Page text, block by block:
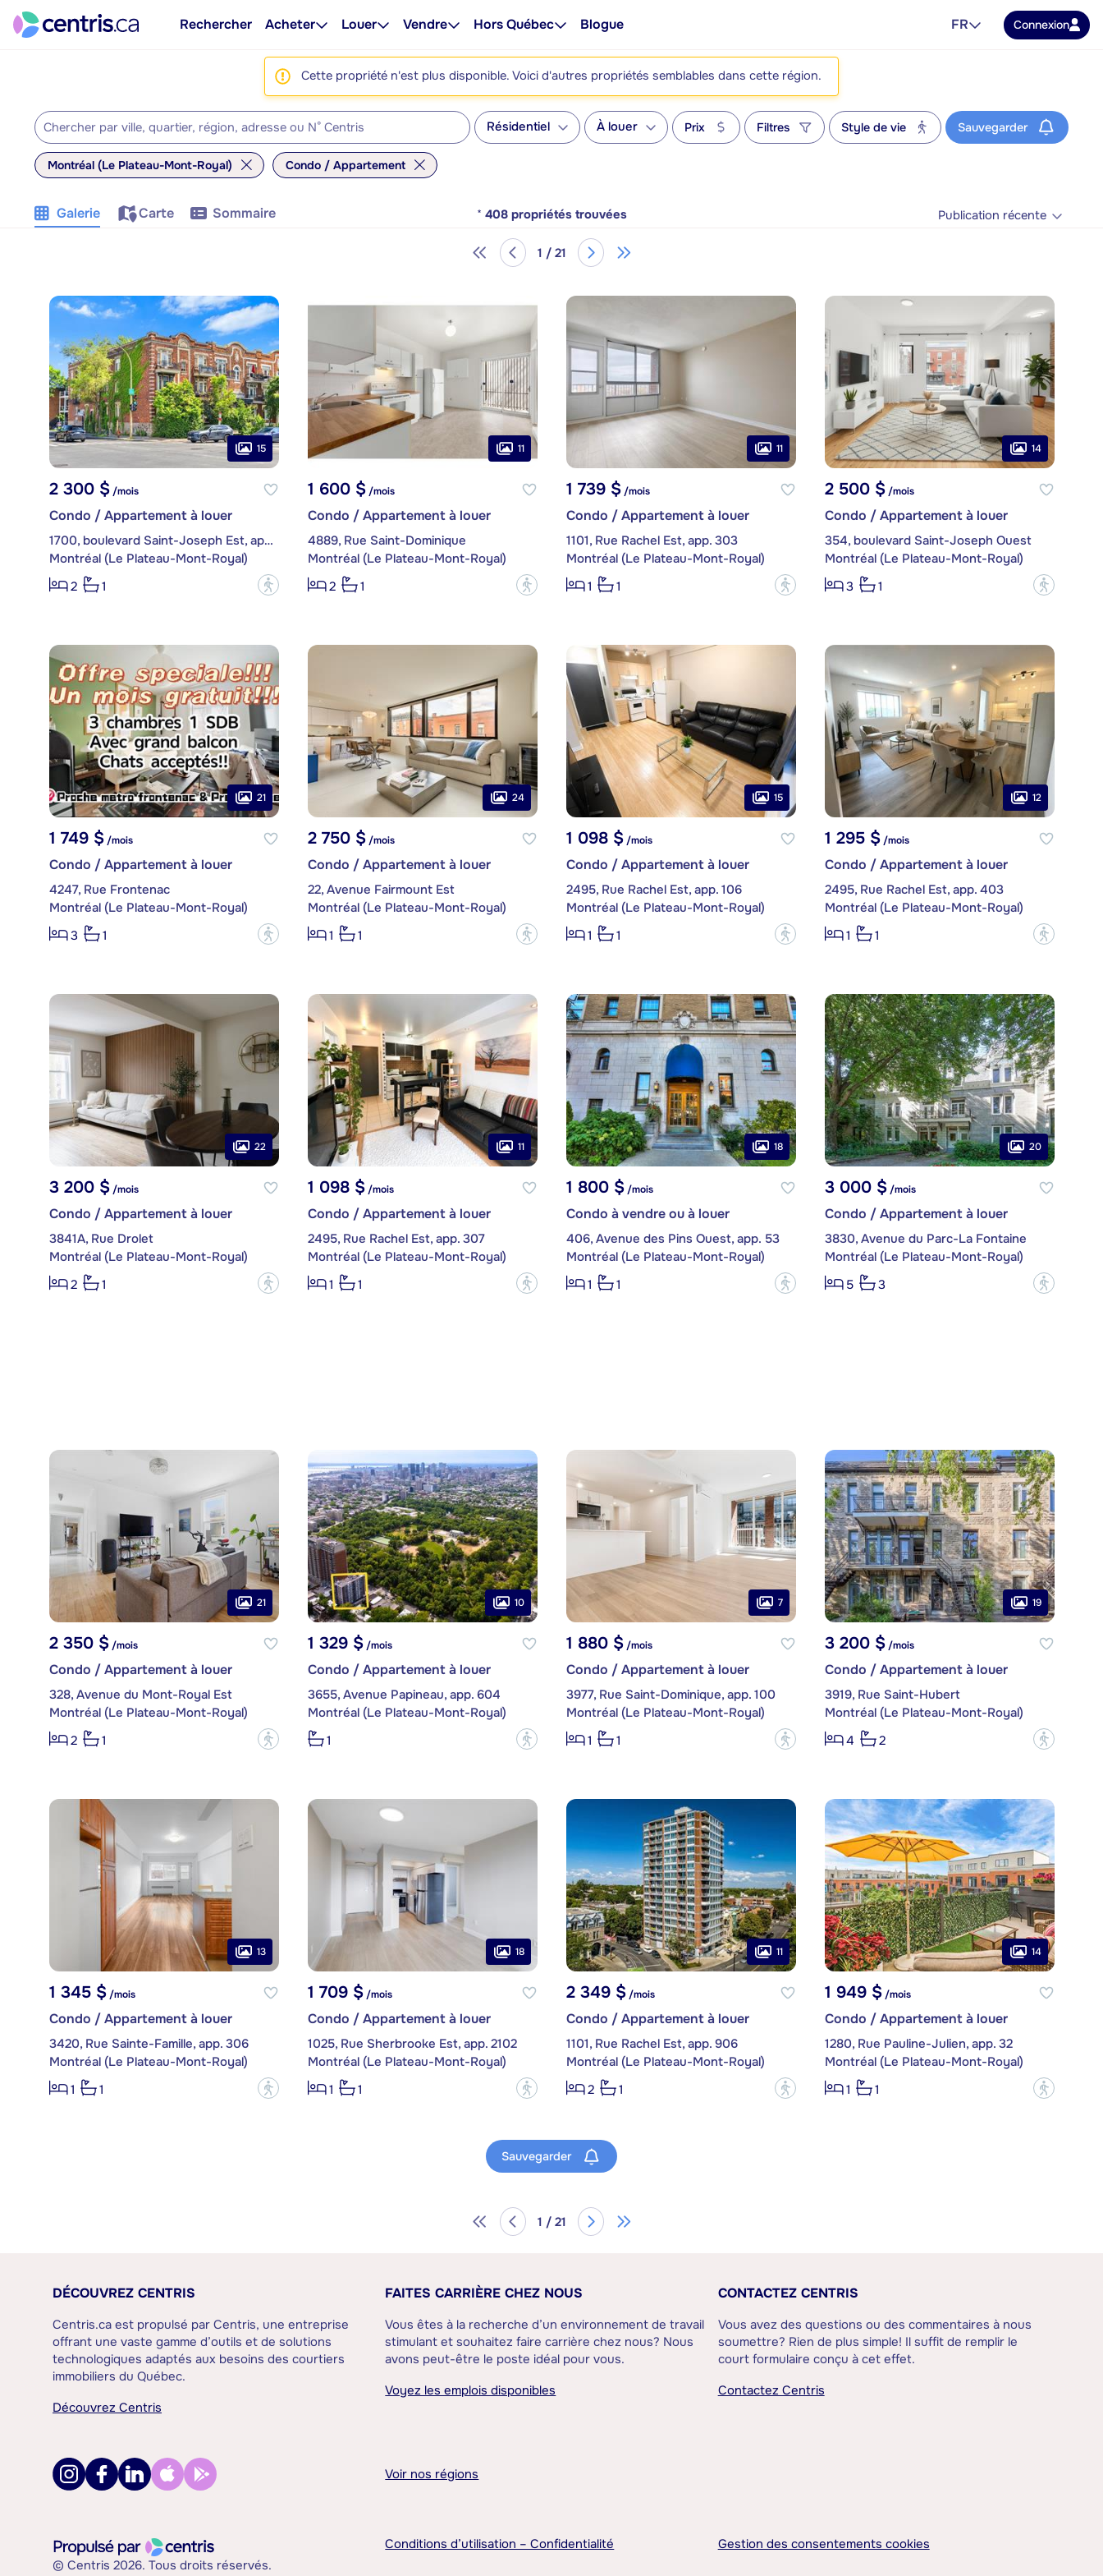
Rechercher Acheter Louer Vendre Hors Québec Blogue FR Connexion
Cette propriété n'est plus disponible. Voici d'autres propriétés semblables dans cette région.
Résidentiel À louer Prix Filtres Style de vie Sauvegarder
Montréal (Le Plateau-Mont-Royal) Condo / Appartement
Galerie Carte Sommaire * 408 propriétés trouvées Publication récente
1 / 21
15
2 300 $/mois
Condo / Appartement à louer
1700, boulevard Saint-Joseph Est, app. 1
Montréal (Le Plateau-Mont-Royal)
2
1 ?
11
1 600 $/mois
Condo / Appartement à louer
4889, Rue Saint-Dominique
Montréal (Le Plateau-Mont-Royal)
2
1 ?
11
1 739 $/mois
Condo / Appartement à louer
1101, Rue Rachel Est, app. 303
Montréal (Le Plateau-Mont-Royal)
1
1 ?
14
2 500 $/mois
Condo / Appartement à louer
354, boulevard Saint-Joseph Ouest
Montréal (Le Plateau-Mont-Royal)
3
1 ?
21
1 749 $/mois
Condo / Appartement à louer
4247, Rue Frontenac
Montréal (Le Plateau-Mont-Royal)
3
1 ?
24
2 750 $/mois
Condo / Appartement à louer
22, Avenue Fairmount Est
Montréal (Le Plateau-Mont-Royal)
1
1 ?
15
1 098 $/mois
Condo / Appartement à louer
2495, Rue Rachel Est, app. 106
Montréal (Le Plateau-Mont-Royal)
1
1 ?
12
1 295 $/mois
Condo / Appartement à louer
2495, Rue Rachel Est, app. 403
Montréal (Le Plateau-Mont-Royal)
1
1 ?
22
3 200 $/mois
Condo / Appartement à louer
3841A, Rue Drolet
Montréal (Le Plateau-Mont-Royal)
2
1 ?
11
1 098 $/mois
Condo / Appartement à louer
2495, Rue Rachel Est, app. 307
Montréal (Le Plateau-Mont-Royal)
1
1 ?
18
1 800 $/mois
Condo à vendre ou à louer
406, Avenue des Pins Ouest, app. 53
Montréal (Le Plateau-Mont-Royal)
1
1 ?
20
3 000 $/mois
Condo / Appartement à louer
3830, Avenue du Parc-La Fontaine
Montréal (Le Plateau-Mont-Royal)
5
3 ?
21
2 350 $/mois
Condo / Appartement à louer
328, Avenue du Mont-Royal Est
Montréal (Le Plateau-Mont-Royal)
2
1 ?
10
1 329 $/mois
Condo / Appartement à louer
3655, Avenue Papineau, app. 604
Montréal (Le Plateau-Mont-Royal)
1
?
7
1 880 $/mois
Condo / Appartement à louer
3977, Rue Saint-Dominique, app. 100
Montréal (Le Plateau-Mont-Royal)
1
1 ?
19
3 200 $/mois
Condo / Appartement à louer
3919, Rue Saint-Hubert
Montréal (Le Plateau-Mont-Royal)
4
2 ?
13
1 345 $/mois
Condo / Appartement à louer
3420, Rue Sainte-Famille, app. 306
Montréal (Le Plateau-Mont-Royal)
1
1 ?
18
1 709 $/mois
Condo / Appartement à louer
1025, Rue Sherbrooke Est, app. 2102
Montréal (Le Plateau-Mont-Royal)
1
1 ?
11
2 349 $/mois
Condo / Appartement à louer
1101, Rue Rachel Est, app. 906
Montréal (Le Plateau-Mont-Royal)
2
1 ?
14
1 949 $/mois
Condo / Appartement à louer
1280, Rue Pauline-Julien, app. 32
Montréal (Le Plateau-Mont-Royal)
1
1 ?
Sauvegarder
1 / 21
DÉCOUVREZ CENTRIS
Centris.ca est propulsé par Centris, une entreprise
offrant une vaste gamme d’outils et de solutions
technologiques adaptés aux besoins des courtiers
immobiliers du Québec.
Découvrez Centris
FAITES CARRIÈRE CHEZ NOUS
Vous êtes à la recherche d’un environnement de travail
stimulant et souhaitez faire carrière chez nous? Nous
avons peut-être le poste idéal pour vous.
Voyez les emplois disponibles
CONTACTEZ CENTRIS
Vous avez des questions ou des commentaires à nous
soumettre? Rien de plus simple! Il suffit de remplir le
court formulaire conçu à cet effet.
Contactez Centris
Voir nos régions
© Centris 2026. Tous droits réservés.
Conditions d’utilisation – Confidentialité Gestion des consentements cookies